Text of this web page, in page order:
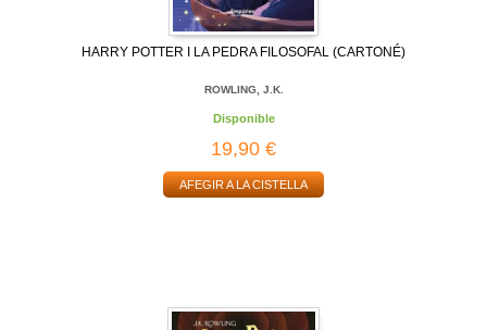
HARRY POTTER I LA PEDRA FILOSOFAL (CARTONÉ)
ROWLING, J.K.
Disponible
19,90 €
AFEGIR A LA CISTELLA